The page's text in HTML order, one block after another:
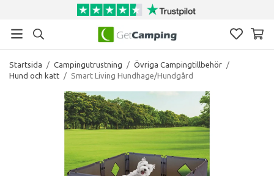
Startsida / Campingutrustning / Övriga Campingtillbehör /
Hund och katt / Smart Living Hundhage/Hundgård